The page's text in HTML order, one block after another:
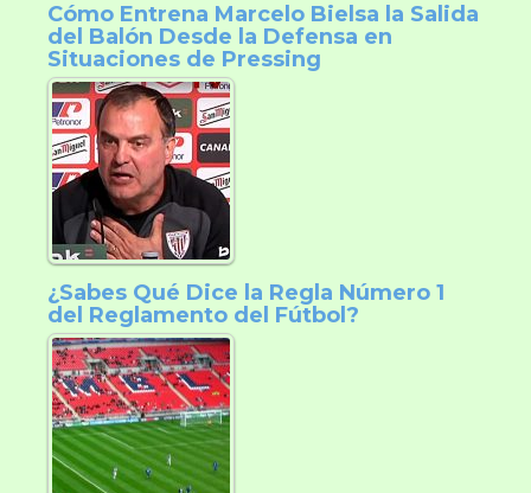
Cómo Entrena Marcelo Bielsa la Salida
del Balón Desde la Defensa en
Situaciones de Pressing
¿Sabes Qué Dice la Regla Número 1
del Reglamento del Fútbol?